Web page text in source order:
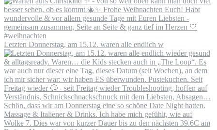
Letzten Donnerstag, am 15.12. waren alle endlich w